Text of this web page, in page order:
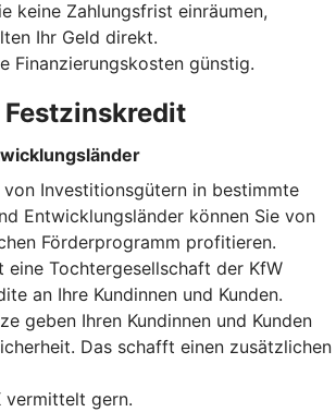
keine Zahlungsfrist einräumen,
Ihr Geld direkt.
Finanzierungskosten günstig.
Investitionsgütern in bestimmte
Entwicklungsländer können Sie von
Förderprogramm profitieren.
eine Tochtergesellschaft der KfW
an Ihre Kundinnen und Kunden.
geben Ihren Kundinnen und Kunden
Das schafft einen zusätzlichen
vermittelt gern.